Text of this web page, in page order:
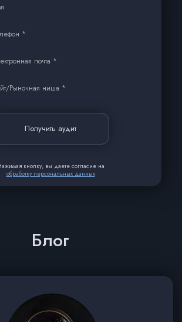
*
почта *
Рыночная ниша *
Получить аудит
кнопку, вы даете согласие на
обработку персональных данных
Блог